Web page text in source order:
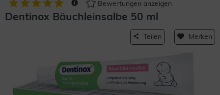
Bewertungen anzeigen
Dentinox Bäuchleinsalbe 50 ml
Teilen Merken